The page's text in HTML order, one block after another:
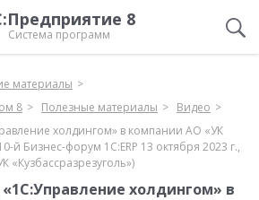
8
Система программ
материалы
8
Полезные материалы
Видео
холдингом» в компании АО «УК
й Бизнес-форум 1С:ERP 13 октября 2023 г.,
«Кузбассразрезуголь»)
холдингом» в